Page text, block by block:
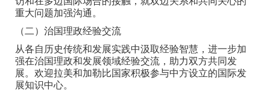
重大问题加强沟通。
（二）治国理政经验交流
从各自历史传统和发展实践中汲取经验智慧，进一步加
强在治国理政和发展领域经验交流，助力双方共同发
展。欢迎拉美和加勒比国家积极参与中方设立的国际发
展知识中心。